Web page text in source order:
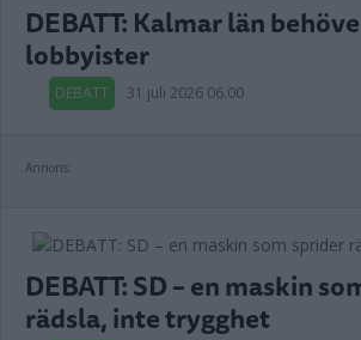
DEBATT: Kalmar län
lobbyister
DEBATT 31 juli 2026 06.00
Annons:
DEBATT: SD – en maskin
rädsla, inte trygghet